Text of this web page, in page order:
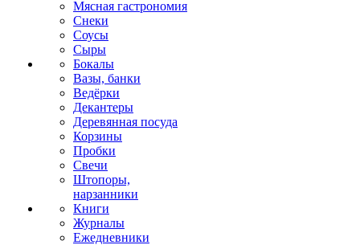
Мясная гастрономия
Снеки
Соусы
Сыры
Бокалы
Вазы, банки
Ведёрки
Декантеры
Деревянная посуда
Корзины
Пробки
Свечи
Штопоры,
нарзанники
Книги
Журналы
Ежедневники